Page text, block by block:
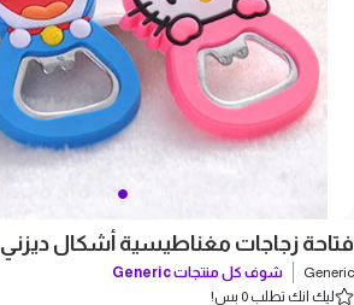
فتاحة زجاجات مغناطيسية أشكال ديزني
Generic شوف كل منتجاتGeneric
ليك انك تطلب 0 بس!